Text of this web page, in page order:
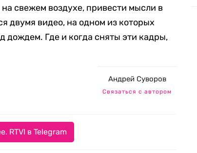
свежем воздухе, привести мысли в
двумя видео, на одном из которых
дождем. Где и когда сняты эти кадры,
Андрей Суворов
Связаться с автором
RTVI в Telegram